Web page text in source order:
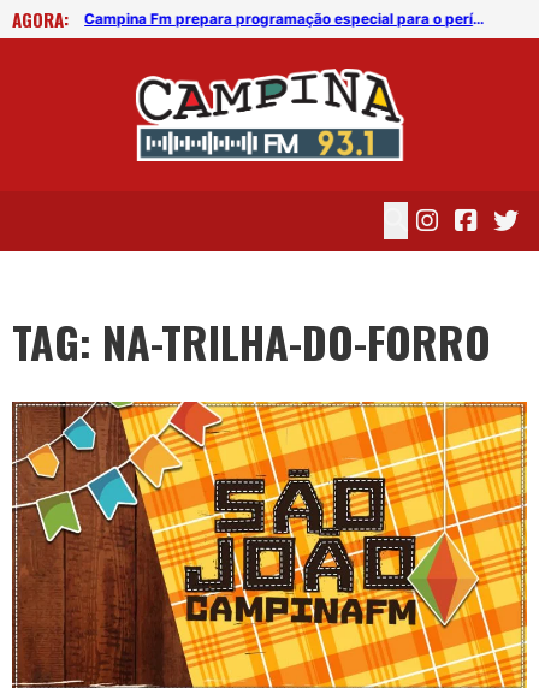
AGORA:
Campina Fm prepara programação especial para o período junino Campina Fm prepara programação especial para o período junino
TAG: NA-TRILHA-DO-FORRO